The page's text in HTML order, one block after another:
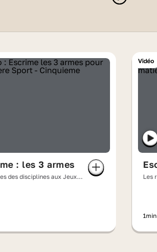
devenir
: les 3 armes
des disciplines aux Jeux
Vidéo
Les
1min